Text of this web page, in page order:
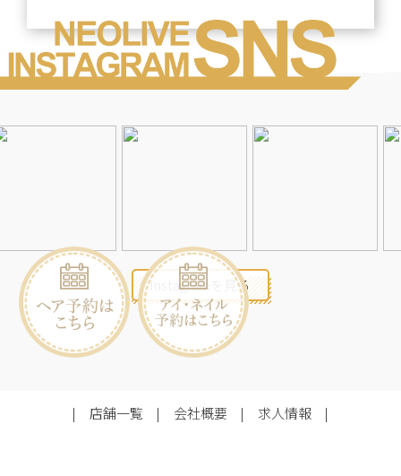
Instagramを見る
店舗一覧 会社概要 求人情報